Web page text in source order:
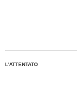
L'ATTENTATO